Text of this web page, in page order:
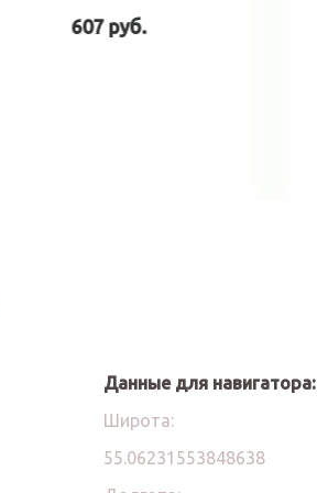
Данные для навигатора:
Широта:
55.06231553848638